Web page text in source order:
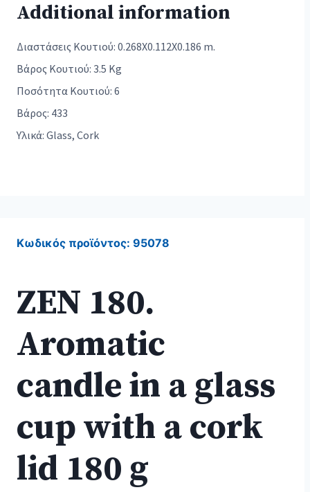
Additional information
Διαστάσεις Κουτιού: 0.268X0.112X0.186 m.
Βάρος Κουτιού: 3.5 Kg
Ποσότητα Κουτιού: 6
Βάρος: 433
Υλικά: Glass, Cork
Κωδικός προϊόντος: 95078
ZEN 180.
Aromatic
candle in a glass
cup with a cork
lid 180 g